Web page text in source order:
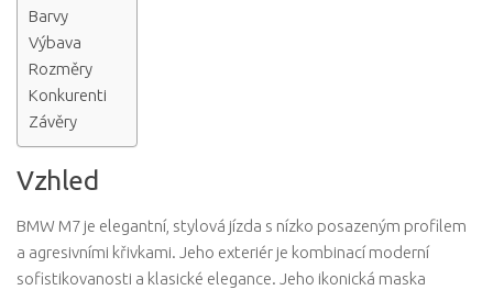
Barvy
Výbava
Rozměry
Konkurenti
Závěry
Vzhled
BMW M7 je elegantní, stylová jízda s nízko posazeným profilem
a agresivními křivkami. Jeho exteriér je kombinací moderní
sofistikovanosti a klasické elegance. Jeho ikonická maska ​​